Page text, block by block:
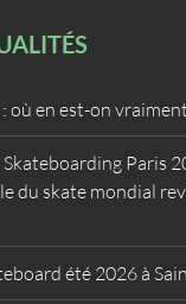
où en est-on
Paris
du skate mondial
été 2026 à